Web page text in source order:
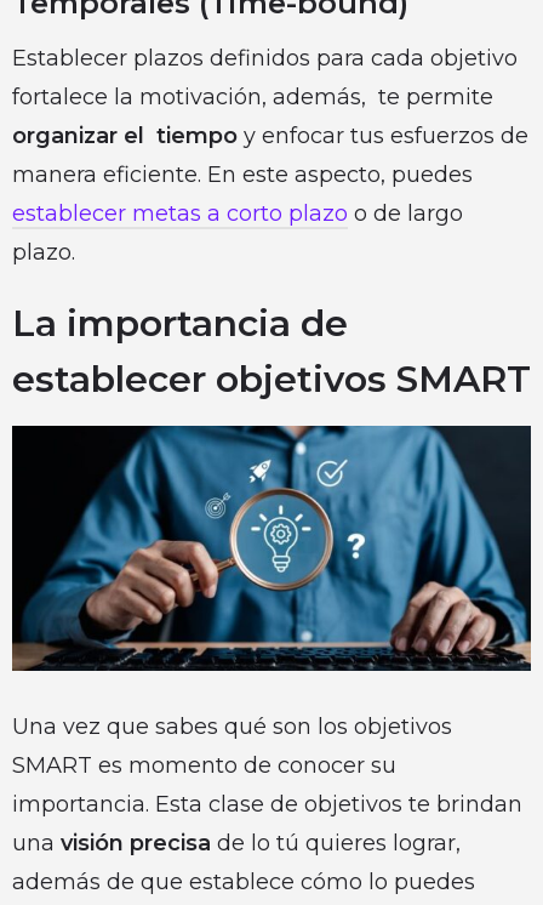
Establecer plazos definidos para cada objetivo
fortalece la motivación, además, te permite
organizar el tiempo y enfocar tus esfuerzos de
manera eficiente. En este aspecto, puedes
establecer metas a corto plazo o de largo
plazo.
La importancia de
establecer objetivos SMART
Una vez que sabes qué son los objetivos
SMART es momento de conocer su
importancia. Esta clase de objetivos te brindan
una visión precisa de lo tú quieres lograr,
además de que establece cómo lo puedes